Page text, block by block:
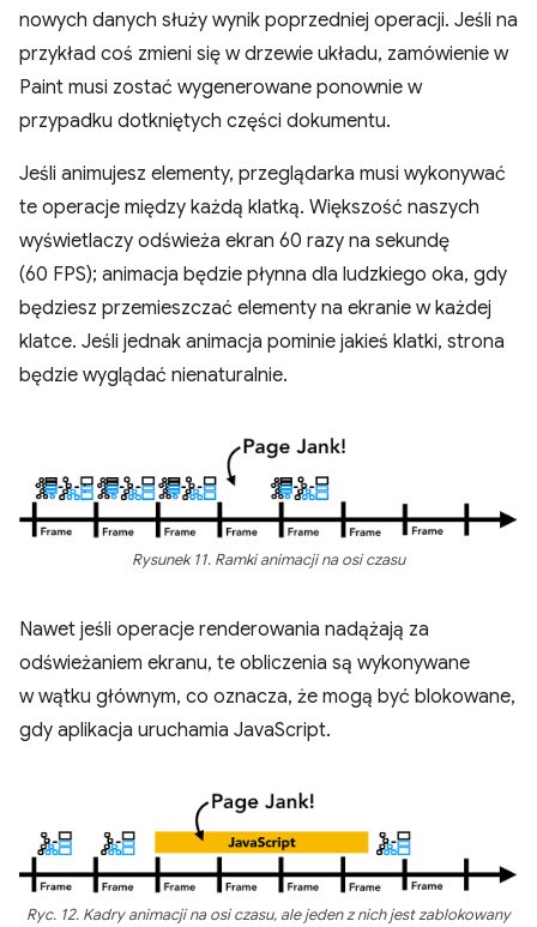
nowych danych służy wynik poprzedniej operacji. Jeśli na
przykład coś zmieni się w drzewie układu, zamówienie w
Paint musi zostać wygenerowane ponownie w
przypadku dotkniętych części dokumentu.
Jeśli animujesz elementy, przeglądarka musi wykonywać
te operacje między każdą klatką. Większość naszych
wyświetlaczy odświeża ekran 60 razy na sekundę
(60 FPS); animacja będzie płynna dla ludzkiego oka, gdy
będziesz przemieszczać elementy na ekranie w każdej
klatce. Jeśli jednak animacja pominie jakieś klatki, strona
będzie wyglądać nienaturalnie.
Rysunek 11. Ramki animacji na osi czasu
Nawet jeśli operacje renderowania nadążają za
odświeżaniem ekranu, te obliczenia są wykonywane
w wątku głównym, co oznacza, że mogą być blokowane,
gdy aplikacja uruchamia JavaScript.
Ryc. 12. Kadry animacji na osi czasu, ale jeden z nich jest zablokowany